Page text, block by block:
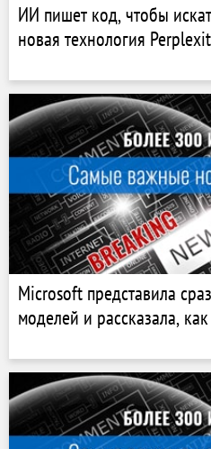
ИИ пишет код, чтобы
новая технология
Microsoft представила
моделей и рассказала,